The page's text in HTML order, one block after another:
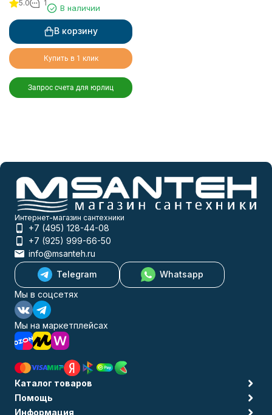
5.0 1
В наличии
В корзину
Купить в 1 клик
Запрос счета для юрлиц
Интернет-магазин сантехники
+7 (495) 128-44-08
+7 (925) 999-66-50
info@msanteh.ru
Telegram
Whatsapp
Мы в соцсетях
Мы на маркетплейсах
Каталог товаров
Помощь
Информация